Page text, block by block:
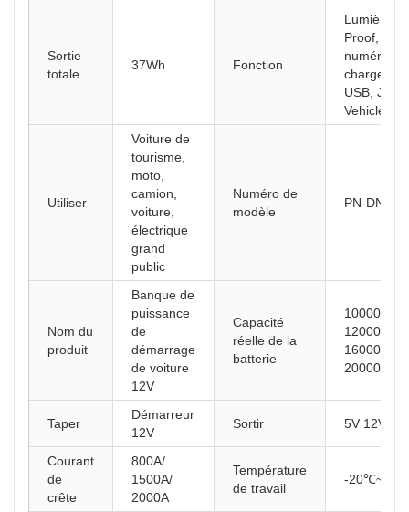
Sortie
totale
37Wh Fonction
Lumière
Proof,
numérique,
USB,
Vehicles
Utiliser
Voiture de
tourisme,
moto,
camion,
voiture,
électrique
grand
public
Numéro de
modèle
PN-DN13
Nom du
produit
Banque de
puissance
de
démarrage
de voiture
12V
Capacité
réelle de la
batterie
20000mAh
Taper
Démarreur
12V
Sortir 5V 12V
Courant
de
crête
800A/
1500A/
2000A
Température
de travail
-